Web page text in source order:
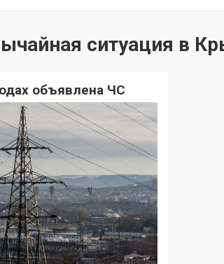
ситуация в
объявлена ЧС